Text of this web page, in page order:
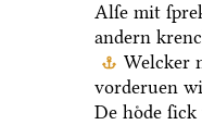
Alſe mit
andern
Welcker
vorderuen
De hoͤde